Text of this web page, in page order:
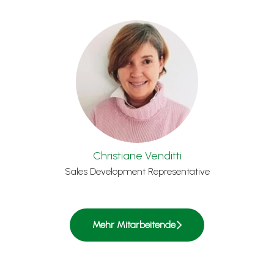
Christiane Venditti
Sales Development Representative
Mehr Mitarbeitende